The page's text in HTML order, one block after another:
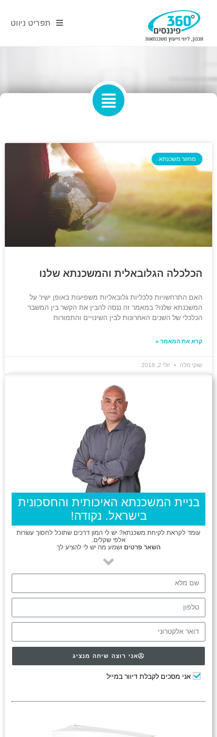
תפריט ניווט
מחזור משכנתא
הכלכלה הגלובאלית והמשכנתא שלנו
האם התרחשויות כלכליות גלובאליות משפיעות באופן ישיר על
המשכנתא שלנו? במאמר זה ננסה להבין את הקשר בין המשבר
הכלכלי של השנים האחרונות לבין השינויים והתמורות
קרא את המאמר »
שוקי מלה יולי 2, 2018
בניית המשכנתא האיכותית והחסכונית
בישראל. נקודה!
עומד לקראת לקיחת משכנתא? יש לי המון דרכים שתוכל לחסוך עשרות
אלפי שקלים.
השאר פרטים ושמע מה יש לי להציע לך
אני מסכים לקבלת דיוור במייל
אני רוצה שיחה מנציג